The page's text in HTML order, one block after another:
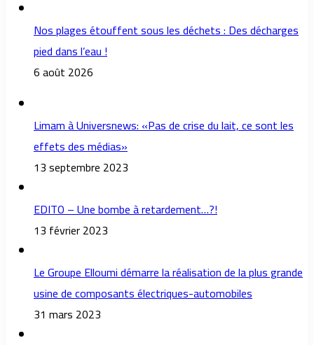
Nos plages étouffent sous les déchets : Des décharges
pied dans l’eau !
6 août 2026
Limam à Universnews: «Pas de crise du lait, ce sont les
effets des médias»
13 septembre 2023
EDITO – Une bombe à retardement…?!
13 février 2023
Le Groupe Elloumi démarre la réalisation de la plus grande
usine de composants électriques-automobiles
31 mars 2023